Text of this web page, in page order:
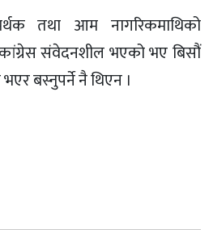
तथा आम नागरिकमाथिको
कांग्रेस संवेदनशील भएको भए बिसौं
भएर बस्नुपर्ने नै थिएन ।